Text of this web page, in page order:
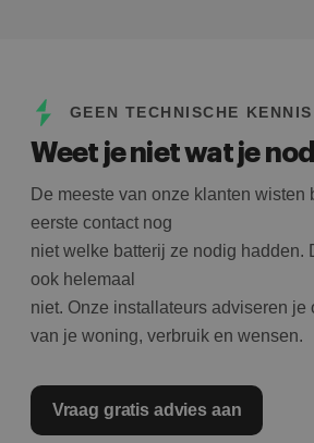
GEEN TECHNISCHE
Weet je niet wat je
De meeste van onze klanten wisten
eerste contact nog
niet welke batterij ze nodig hadden.
ook helemaal
niet. Onze installateurs adviseren je
van je woning, verbruik en wensen.
Vraag gratis advies aan